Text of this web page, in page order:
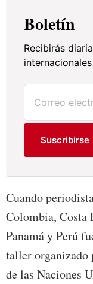
Boletín
Recibirás
Suscribirse
Cuando
Colombia, Costa
Panamá y Perú
taller organizado
de las Naciones